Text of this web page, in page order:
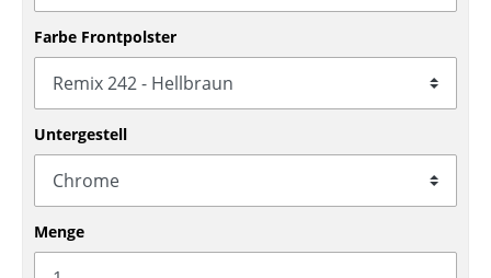
... alle Sitzmöbel
Tische
Esstische
Beistelltische
Couchtische
Schreibtische
Farbe Frontpolster
Untergestell
Menge